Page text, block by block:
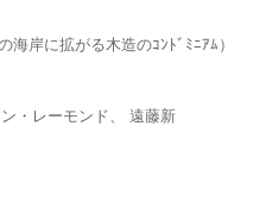
岸に拡がる木造のｺﾝﾄﾞﾐﾆｱﾑ）
・レーモンド、 遠藤新